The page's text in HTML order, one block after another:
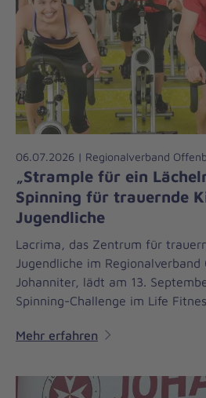
06.07.2026 | Regionalverband
„Strample für ein
Spinning für trauernde
Jugendliche
Lacrima, das Zentrum für
Jugendliche im
Johanniter, lädt am 13.
Spinning-Challenge im Life
Mehr erfahren